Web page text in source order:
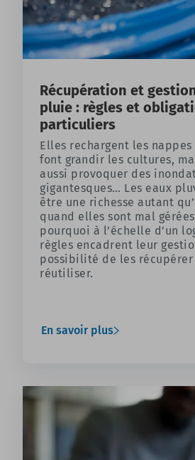
Récupération et
pluie : règles et
particuliers
Elles rechargent les
font grandir les cultures,
aussi provoquer des
gigantesques… Les eaux
être une richesse autant
quand elles sont mal
pourquoi à l’échelle d’un
règles encadrent leur
possibilité de les récupérer
réutiliser.
En savoir plus